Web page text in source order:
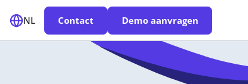
NL Contact Demo aanvragen